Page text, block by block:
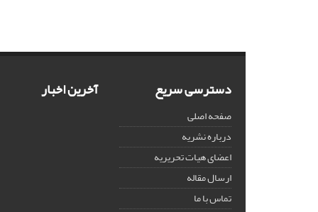
دسترسی سریع
صفحه اصلی
درباره نشریه
اعضای هیات تحریریه
ارسال مقاله
تماس با ما
آخرین اخبار